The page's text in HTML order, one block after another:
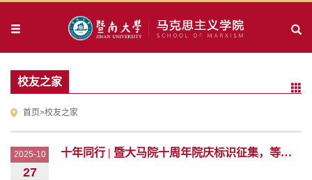
校友之家
首页>校友之家
2025-10
27
十年同行 | 暨大马院十周年院庆标识征集，等你来投稿~